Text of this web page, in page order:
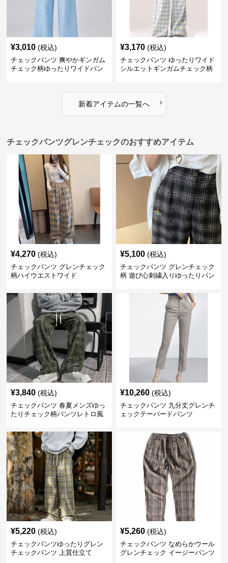
¥3,010 (税込)
チェックパンツ 爽やかギンガム
チェック柄ゆったりワイドパン
¥3,170 (税込)
チェックパンツ ゆったりワイド
シルエットギンガムチェック柄
新着アイテムの一覧へ ›
チェックパンツグレンチェックのおすすめアイテム
¥4,270 (税込)
チェックパンツ グレンチェック
柄ハイウエストワイド
¥5,100 (税込)
チェックパンツ グレンチェック
柄 遊び心刺繍入りゆったりパン
¥3,840 (税込)
チェックパンツ 春夏メンズゆっ
たりチェック柄パンツレトロ風
¥10,260 (税込)
チェックパンツ 九分丈グレンチ
ェックテーパードパンツ
¥5,220 (税込)
チェックパンツゆったりグレン
チェックパンツ 上質仕立て
¥5,260 (税込)
チェックパンツ なめらかウール
グレンチェック イージーパンツ